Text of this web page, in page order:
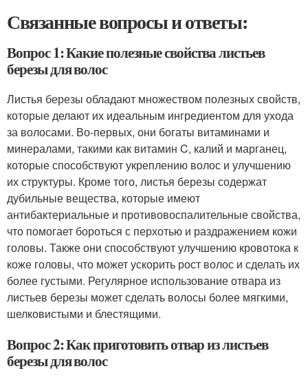
Связанные вопросы и ответы:
Вопрос 1: Какие полезные свойства листьев
березы для волос
Листья березы обладают множеством полезных свойств,
которые делают их идеальным ингредиентом для ухода
за волосами. Во-первых, они богаты витаминами и
минералами, такими как витамин C, калий и марганец,
которые способствуют укреплению волос и улучшению
их структуры. Кроме того, листья березы содержат
дубильные вещества, которые имеют
антибактериальные и противовоспалительные свойства,
что помогает бороться с перхотью и раздражением кожи
головы. Также они способствуют улучшению кровотока к
коже головы, что может ускорить рост волос и сделать их
более густыми. Регулярное использование отвара из
листьев березы может сделать волосы более мягкими,
шелковистыми и блестящими.
Вопрос 2: Как приготовить отвар из листьев
березы для волос